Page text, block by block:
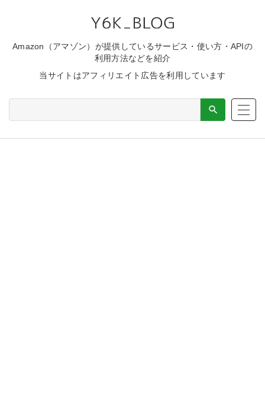
Amazon（アマゾン）が提供しているサービス・使い方・APIの
利用方法などを紹介
当サイトはアフィリエイト広告を利用しています